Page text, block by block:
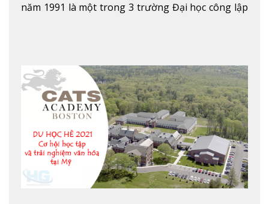
năm 1991 là một trong 3 trường Đại học công lập
Khoa học máy tính…Trường cũng được bình chọn
là một trong những ngôi trường đáng học nhất
trong khu vực các nước ASEAN và Châu Á.Xem
thêm